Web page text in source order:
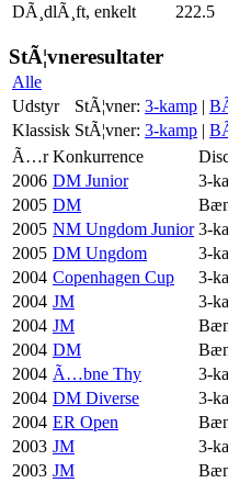
DÃ¸dlÃ¸ft, enkelt
222.5
StÃ¦vneresultater
Alle
Udstyr
StÃ¦vner: 3-kamp |
Klassisk StÃ¦vner: 3-kamp |
Ã…r Konkurrence
2006 DM Junior 3-
2005 DM
2005 NM Ungdom Junior 3-
2005 DM Ungdom 3-
2004 Copenhagen Cup 3-
2004 JM 3-
2004 JM
2004 DM
2004 Ã…bne Thy 3-
2004 DM Diverse 3-
2004 ER Open
2003 JM 3-
2003 JM